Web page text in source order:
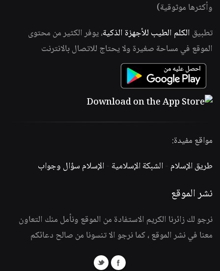
وأكثرها موثوقية)
تطبيق الكلم الطيب للأجهزة الذكية، يوفر الكثير من محتوى
الموقع في مساحة صغيرة ولا يحتاج للاتصال بالانترنت
مواقع مفيدة:
طريق الإسلام -الشبكة الإسلامية -الإسلام سؤال وجواب
نشر الموقع
نرجو لك زائرنا الكريم الاستفادة من الموقع ونأمل منك التعاون
معنا في نشر الموقع ، كما نرجو الا تنسونا من صالح دعائكم